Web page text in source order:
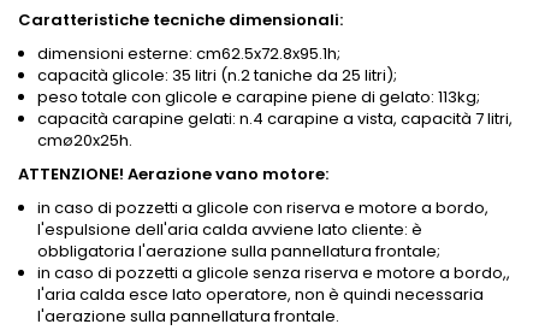
Caratteristiche tecniche dimensionali:
dimensioni esterne: cm62.5x72.8x95.1h;
capacità glicole: 35 litri (n.2 taniche da 25 litri);
peso totale con glicole e carapine piene di gelato: 113kg;
capacità carapine gelati: n.4 carapine a vista, capacità 7 litri,
cmø20x25h.
ATTENZIONE! Aerazione vano motore:
in caso di pozzetti a glicole con riserva e motore a bordo,
l'espulsione dell'aria calda avviene lato cliente: è
obbligatoria l'aerazione sulla pannellatura frontale;
in caso di pozzetti a glicole senza riserva e motore a bordo,,
l'aria calda esce lato operatore, non è quindi necessaria
l'aerazione sulla pannellatura frontale.